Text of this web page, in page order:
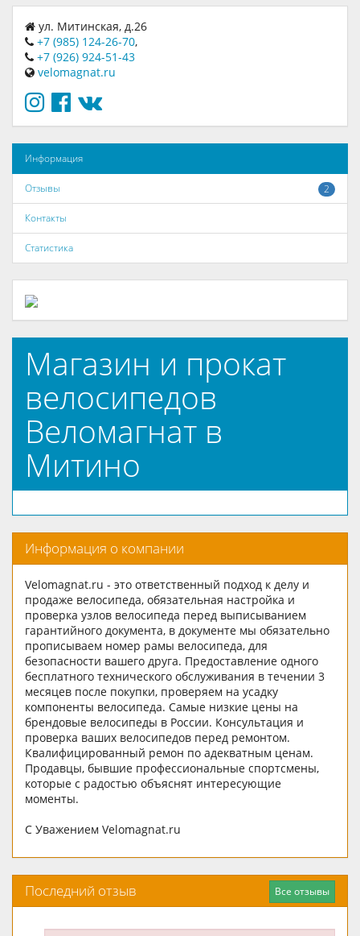
ул. Митинская, д.26
+7 (985) 124-26-70,
+7 (926) 924-51-43
velomagnat.ru
Информация
2
Отзывы
Контакты
Статистика
Магазин и прокат
велосипедов
Веломагнат в
Митино
Информация о компании
Velomagnat.ru - это ответственный подход к делу и
продаже велосипеда, обязательная настройка и
проверка узлов велосипеда перед выписыванием
гарантийного документа, в документе мы обязательно
прописываем номер рамы велосипеда, для
безопасности вашего друга. Предоставление одного
бесплатного технического обслуживания в течении 3
месяцев после покупки, проверяем на усадку
компоненты велосипеда. Самые низкие цены на
брендовые велосипеды в России. Консультация и
проверка ваших велосипедов перед ремонтом.
Квалифицированный ремон по адекватным ценам.
Продавцы, бывшие профессиональные спортсмены,
которые с радостью объяснят интересующие
моменты.
С Уважением Velomagnat.ru
Все отзывы
Последний отзыв